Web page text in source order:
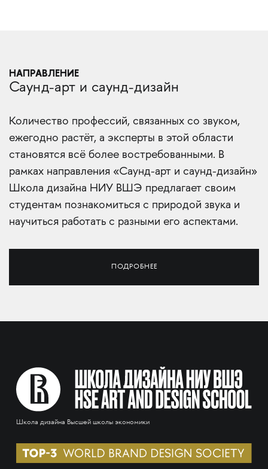
НАПРАВЛЕНИЕ
Саунд-арт и саунд-дизайн
Количество профессий, связанных со звуком,
ежегодно растёт, а эксперты в этой области
становятся всё более востребованными. В
рамках направления «Саунд-арт и саунд-дизайн»
Школа дизайна НИУ ВШЭ предлагает своим
студентам познакомиться с природой звука и
научиться работать с разными его аспектами.
ПОДРОБНЕЕ
Школа дизайна Высшей школы экономики